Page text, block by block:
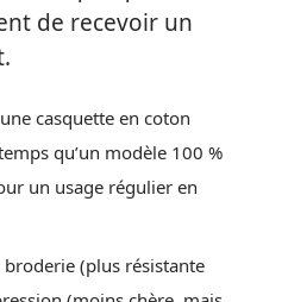
de recevoir un
casquette en coton
qu’un modèle 100 %
un usage régulier en
(plus résistante